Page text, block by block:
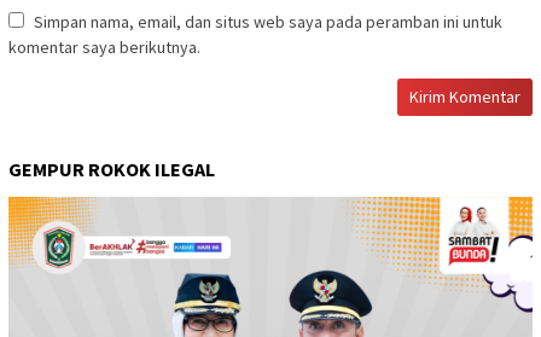
Simpan nama, email, dan situs web saya pada peramban ini untuk
komentar saya berikutnya.
GEMPUR ROKOK ILEGAL